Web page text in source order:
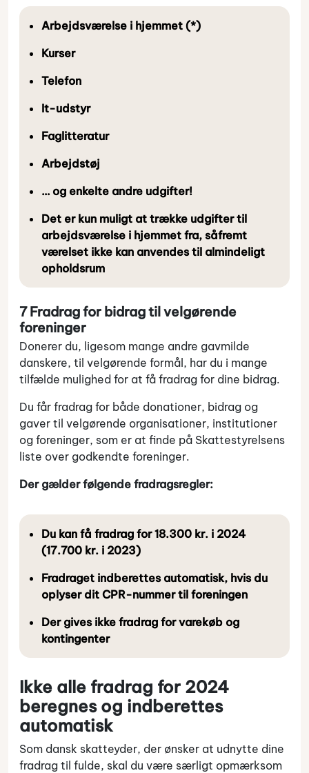
Arbejdsværelse i hjemmet (*)
Kurser
Telefon
It-udstyr
Faglitteratur
Arbejdstøj
… og enkelte andre udgifter!
Det er kun muligt at trække udgifter til
arbejdsværelse i hjemmet fra, såfremt
værelset ikke kan anvendes til almindeligt
opholdsrum
7 Fradrag for bidrag til velgørende
foreninger
Donerer du, ligesom mange andre gavmilde
danskere, til velgørende formål, har du i mange
tilfælde mulighed for at få fradrag for dine bidrag.
Du får fradrag for både donationer, bidrag og
gaver til velgørende organisationer, institutioner
og foreninger, som er at finde på Skattestyrelsens
liste over godkendte foreninger.
Der gælder følgende fradragsregler:
Du kan få fradrag for 18.300 kr. i 2024
(17.700 kr. i 2023)
Fradraget indberettes automatisk, hvis du
oplyser dit CPR-nummer til foreningen
Der gives ikke fradrag for varekøb og
kontingenter
Ikke alle fradrag for 2024
beregnes og indberettes
automatisk
Som dansk skatteyder, der ønsker at udnytte dine
fradrag til fulde, skal du være særligt opmærksom